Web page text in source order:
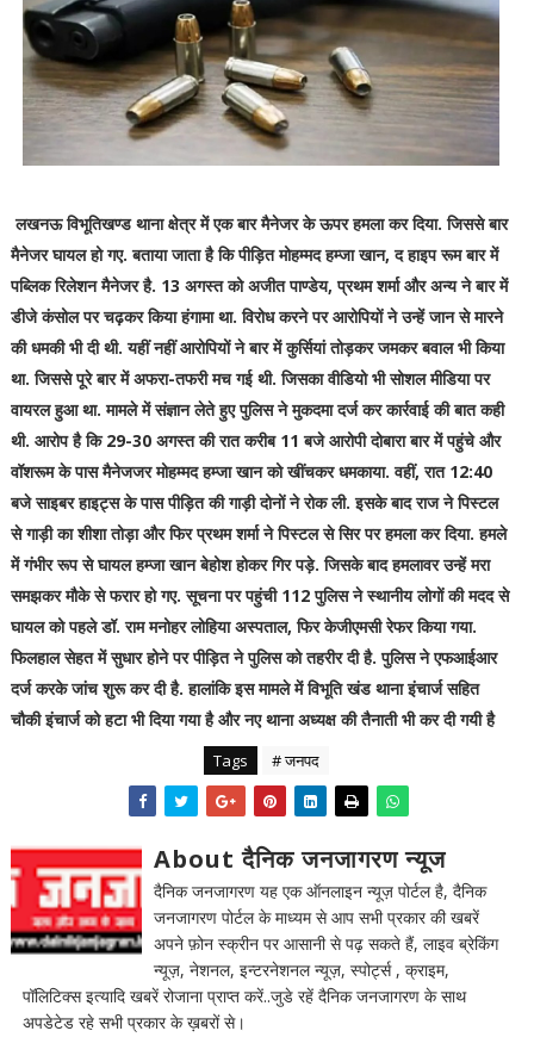
लखनऊ विभूतिखण्ड थाना क्षेत्र में एक बार मैनेजर के ऊपर हमला कर दिया. जिससे बार
मैनेजर घायल हो गए. बताया जाता है कि पीड़ित मोहम्मद हम्जा खान, द हाइप रूम बार में
पब्लिक रिलेशन मैनेजर है. 13 अगस्त को अजीत पाण्डेय, प्रथम शर्मा और अन्य ने बार में
डीजे कंसोल पर चढ़कर किया हंगामा था. विरोध करने पर आरोपियों ने उन्हें जान से मारने
की धमकी भी दी थी. यहीं नहीं आरोपियों ने बार में कुर्सियां तोड़कर जमकर बवाल भी किया
था. जिससे पूरे बार में अफरा-तफरी मच गई थी. जिसका वीडियो भी सोशल मीडिया पर
वायरल हुआ था. मामले में संज्ञान लेते हुए पुलिस ने मुकदमा दर्ज कर कार्रवाई की बात कही
थी. आरोप है कि 29-30 अगस्त की रात करीब 11 बजे आरोपी दोबारा बार में पहुंचे और
वॉशरूम के पास मैनेजजर मोहम्मद हम्जा खान को खींचकर धमकाया. वहीं, रात 12:40
बजे साइबर हाइट्स के पास पीड़ित की गाड़ी दोनों ने रोक ली. इसके बाद राज ने पिस्टल
से गाड़ी का शीशा तोड़ा और फिर प्रथम शर्मा ने पिस्टल से सिर पर हमला कर दिया. हमले
में गंभीर रूप से घायल हम्जा खान बेहोश होकर गिर पड़े. जिसके बाद हमलावर उन्हें मरा
समझकर मौके से फरार हो गए. सूचना पर पहुंची 112 पुलिस ने स्थानीय लोगों की मदद से
घायल को पहले डॉ. राम मनोहर लोहिया अस्पताल, फिर केजीएमसी रेफर किया गया.
फिलहाल सेहत में सुधार होने पर पीड़ित ने पुलिस को तहरीर दी है. पुलिस ने एफआईआर
दर्ज करके जांच शुरू कर दी है. हालांकि इस मामले में विभूति खंड थाना इंचार्ज सहित
चौकी इंचार्ज को हटा भी दिया गया है और नए थाना अध्यक्ष की तैनाती भी कर दी गयी है
Tags # जनपद
About दैनिक जनजागरण न्यूज
दैनिक जनजागरण यह एक ऑनलाइन न्यूज़ पोर्टल है, दैनिक
जनजागरण पोर्टल के माध्यम से आप सभी प्रकार की खबरें
अपने फ़ोन स्क्रीन पर आसानी से पढ़ सकते हैं, लाइव ब्रेकिंग
न्यूज़, नेशनल, इन्टरनेशनल न्यूज़, स्पोर्ट्स , क्राइम,
पॉलिटिक्स इत्यादि खबरें रोजाना प्राप्त करें..जुडे रहें दैनिक जनजागरण के साथ
अपडेटेड रहे सभी प्रकार के ख़बरों से।